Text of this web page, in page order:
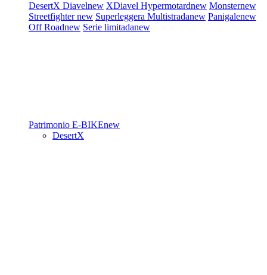
DesertX Diavelnew XDiavel Hypermotardnew Monsternew
Streetfighternew Superleggera Multistradanew Panigalenew
Off Roadnew Serie limitadanew
Patrimonio E-BIKEnew
DesertX